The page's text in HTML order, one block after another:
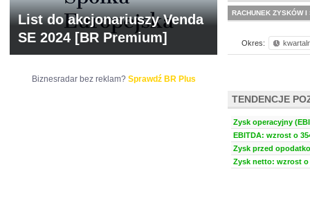
RACHUNEK ZYSKÓW I
Okres:
TENDENCJE
Zysk operacyjny
EBITDA: wzrost o
Zysk przed
Zysk netto: wzrost o
List do akcjonariuszy Venda
SE 2024 [BR Premium]
Biznesradar bez reklam? Sprawdź BR Plus